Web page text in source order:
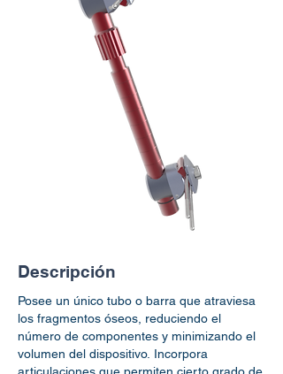
Descripción
Posee un único tubo o barra que atraviesa
los fragmentos óseos, reduciendo el
número de componentes y minimizando el
volumen del dispositivo. Incorpora